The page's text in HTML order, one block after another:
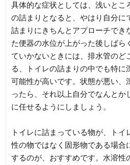
具体的な症状としては、浅いとこ
の詰まりとなると、やはり自分に
詰まりにきちんとアプローチでき
た便器の水位が上がった後しばら
ていかないときには、排水管のど
る、トイレの詰まりの中でも特に
可能性が高いです。状態が悪い、
ったら、それ以上自分でなんとか
に任せるようにしましょう。
トイレに詰まっている物が、トイ
性の物ではなく固形物である場合
するのが、おすすめです。水溶性